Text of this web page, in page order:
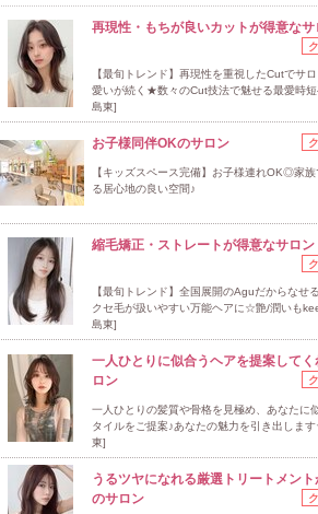
再現性・もちが良いカットが得意なサ
【最旬トレンド】再現性を重視したCutでサ
愛いが続く★数々のCut技法で魅せる最愛時
島東]
お子様同伴OKのサロン
【キッズスペース完備】お子様連れOK◎家
る居心地の良い空間♪
縮毛矯正・ストレートが得意なサロン
【最旬トレンド】全国展開のAguだからなせ
クセ毛が扱いやすい万能ヘアに☆艶/潤いも
島東]
一人ひとりに似合うヘアを提案してく
ロン
一人ひとりの髪質や骨格を見極め、あなたに
タイルをご提案♪あなたの魅力を引き出しま
東]
うるツヤになれる厳選トリートメント
のサロン